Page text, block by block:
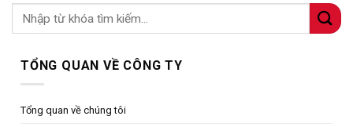
TỔNG QUAN VỀ CÔNG TY
Tổng quan về chúng tôi